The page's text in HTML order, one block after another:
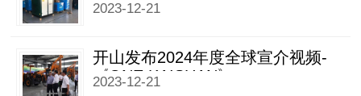
2023-12-21
开山发布2024年度全球宣介视频-
《ONE KAISHAN》
2023-12-21